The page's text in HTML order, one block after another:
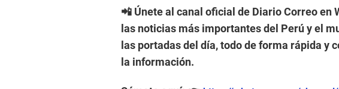
📲 Únete al canal oficial de Diario Correo en
las noticias más importantes del Perú y el
las portadas del día, todo de forma rápida y
la información.